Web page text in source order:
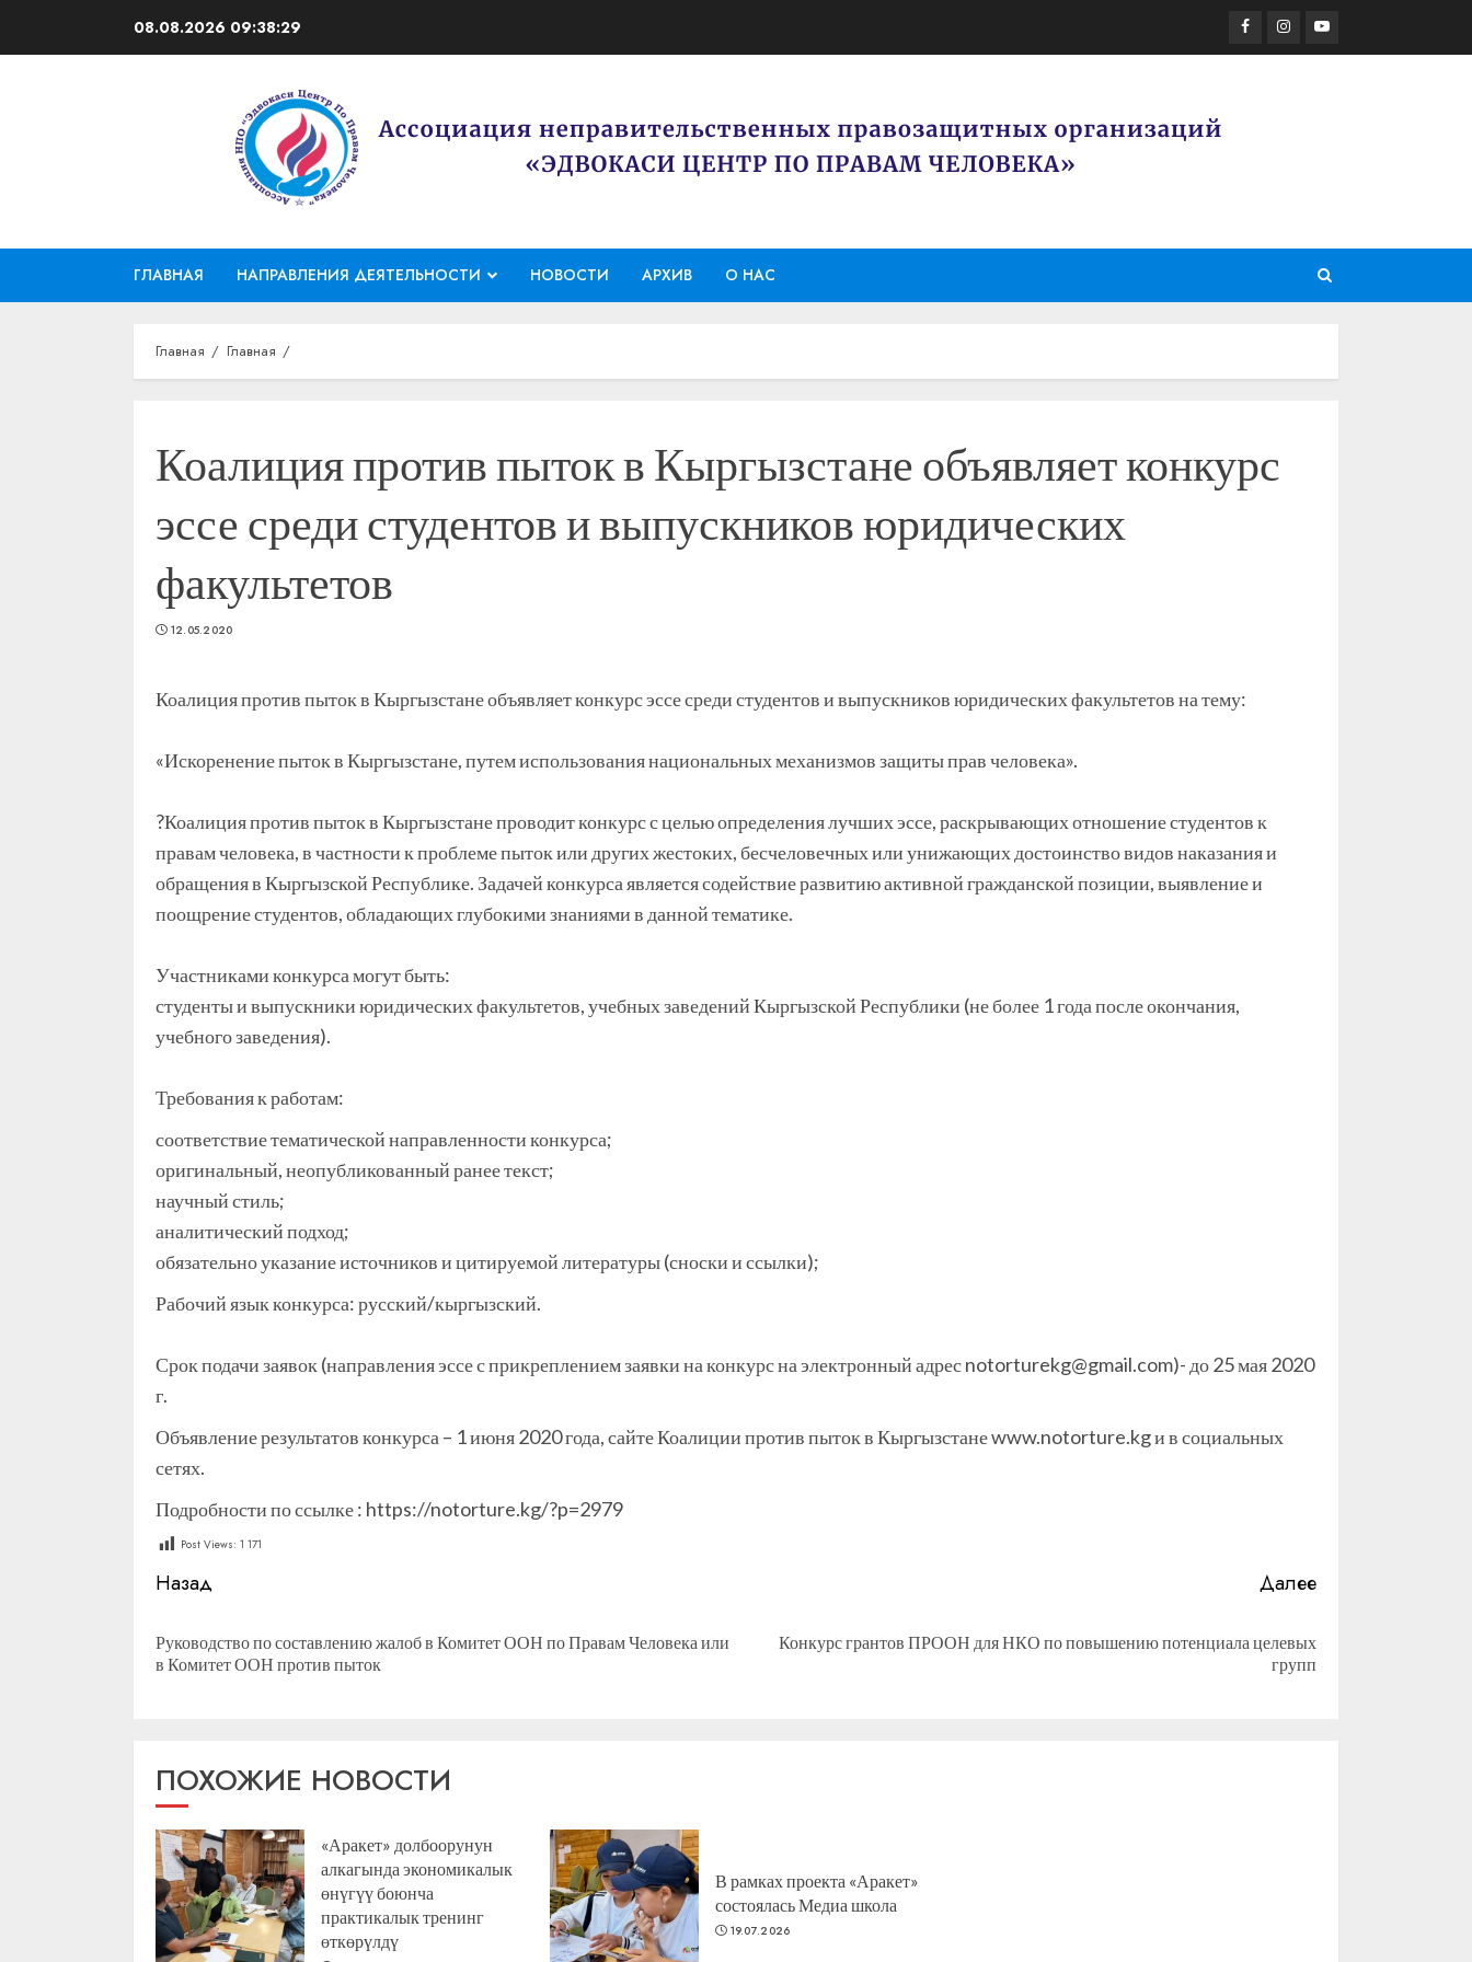
08.08.2026 09:38:30 Facebook
Instagram
Youtube
ГЛАВНАЯ НАПРАВЛЕНИЯ ДЕЯТЕЛЬНОСТИ НОВОСТИ АРХИВ О НАС
Главная Главная
Коалиция против пыток в Кыргызстане объявляет конкурс
эссе среди студентов и выпускников юридических
факультетов
12.05.2020
Коалиция против пыток в Кыргызстане объявляет конкурс эссе среди студентов и выпускников юридических факультетов на тему:
«Искоренение пыток в Кыргызстане, путем использования национальных механизмов защиты прав человека».
?Коалиция против пыток в Кыргызстане проводит конкурс с целью определения лучших эссе, раскрывающих отношение студентов к
правам человека, в частности к проблеме пыток или других жестоких, бесчеловечных или унижающих достоинство видов наказания и
обращения в Кыргызской Республике. Задачей конкурса является содействие развитию активной гражданской позиции, выявление и
поощрение студентов, обладающих глубокими знаниями в данной тематике.
Участниками конкурса могут быть:
студенты и выпускники юридических факультетов, учебных заведений Кыргызской Республики (не более 1 года после окончания,
учебного заведения).
Требования к работам:
соответствие тематической направленности конкурса;
оригинальный, неопубликованный ранее текст;
научный стиль;
аналитический подход;
обязательно указание источников и цитируемой литературы (сноски и ссылки);
Рабочий язык конкурса: русский/кыргызский.
Срок подачи заявок (направления эссе с прикреплением заявки на конкурс на электронный адрес notorturekg@gmail.com)- до 25 мая 2020
г.
Объявление результатов конкурса – 1 июня 2020 года, сайте Коалиции против пыток в Кыргызстане www.notorture.kg и в социальных
сетях.
Подробности по ссылке : https://notorture.kg/?p=2979
Post Views: 1 171
Продолжить
Назад
Предыдущая
Руководство по составлению жалоб в Комитет ООН по Правам Человека или
в Комитет ООН против пыток
Далее
Следующая
Конкурс грантов ПРООН для НКО по повышению потенциала целевых
групп
ПОХОЖИЕ НОВОСТИ
«Аракет» долбоорунун
алкагында экономикалык
өнүгүү боюнча
практикалык тренинг
өткөрүлдү
В рамках проекта «Аракет»
состоялась Медиа школа
19.07.2026